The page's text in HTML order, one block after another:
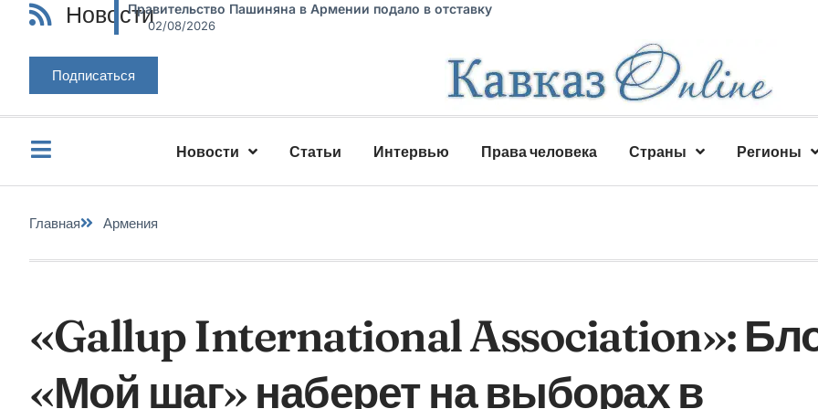
НовостиПравительство Пашиняна в Армении подало в отставку
02/08/2026
Подписаться
Новости Статьи Интервью Права человека Страны Регионы
Главная Армения
«Gallup International Association»:
«Мой шаг» наберет на выборах в